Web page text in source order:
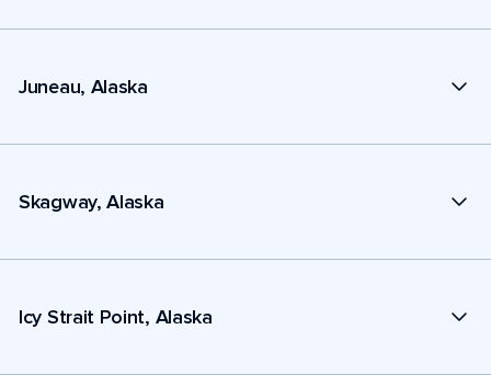
Juneau, Alaska
Skagway, Alaska
Icy Strait Point, Alaska